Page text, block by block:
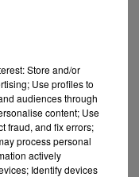
Store and/or
Use profiles to
audiences through
content; Use
fraud, and fix errors;
process personal
actively
Identify devices